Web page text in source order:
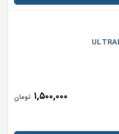
۱,۵۰۰,۰۰۰ تومان